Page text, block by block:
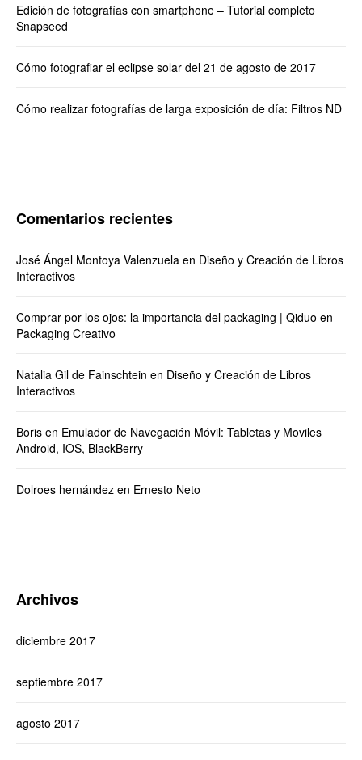
Edición de fotografías con smartphone – Tutorial completo
Snapseed
Cómo fotografiar el eclipse solar del 21 de agosto de 2017
Cómo realizar fotografías de larga exposición de día: Filtros ND
Comentarios recientes
José Ángel Montoya Valenzuela en Diseño y Creación de Libros
Interactivos
Comprar por los ojos: la importancia del packaging | Qiduo en
Packaging Creativo
Natalia Gil de Fainschtein en Diseño y Creación de Libros
Interactivos
Boris en Emulador de Navegación Móvil: Tabletas y Moviles
Android, IOS, BlackBerry
Dolroes hernández en Ernesto Neto
Archivos
diciembre 2017
septiembre 2017
agosto 2017